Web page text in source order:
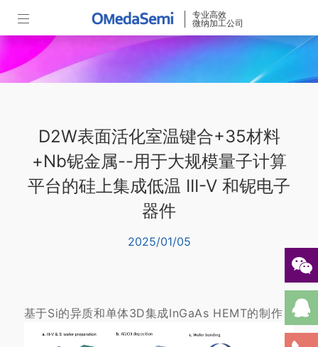
专业高效
微纳加工公司
D2W表面活化室温键合+35材料
+Nb铌金属--用于大规模量子计算
平台的硅上集成低温 III-V 和铌电子
器件
2025/01/05
基于Si的异质和单体3D集成InGaAs HEMT的制作